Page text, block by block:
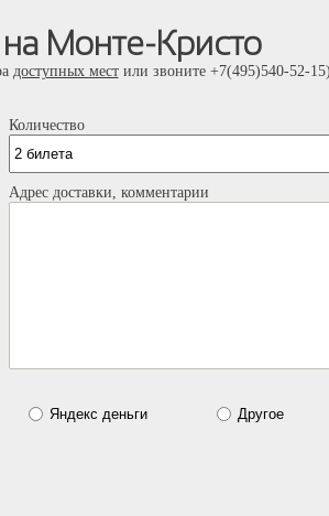
на Монте-Кристо
доступных местили звоните +7(495)540-52-15)
Количество
Адрес доставки, комментарии
Яндекс деньги
Другое